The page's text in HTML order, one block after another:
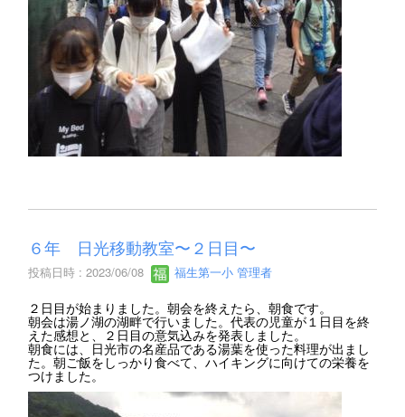
６年 日光移動教室〜２日目〜
投稿日時 : 2023/06/08 福生第一小 管理者
２日目が始まりました。朝会を終えたら、朝食です。
朝会は湯ノ湖の湖畔で行いました。代表の児童が１日目を終
えた感想と、２日目の意気込みを発表しました。
朝食には、日光市の名産品である湯葉を使った料理が出まし
た。朝ご飯をしっかり食べて、ハイキングに向けての栄養を
つけました。